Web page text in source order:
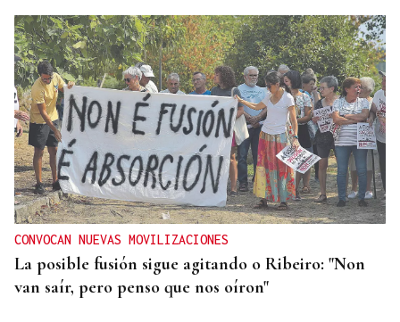
CONVOCAN NUEVAS MOVILIZACIONES
La posible fusión sigue agitando o Ribeiro: "Non
van saír, pero penso que nos oíron"